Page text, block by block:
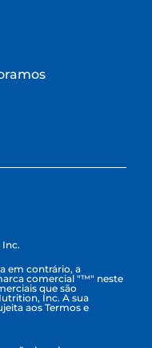
em contrário, a
comercial "™" neste
que são
Inc. A sua
aos Termos e